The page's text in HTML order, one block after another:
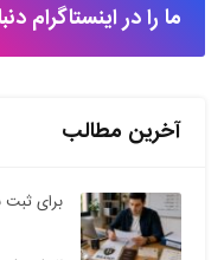
ما را در اینستاگرام
آخرین مطالب
برای ثبت